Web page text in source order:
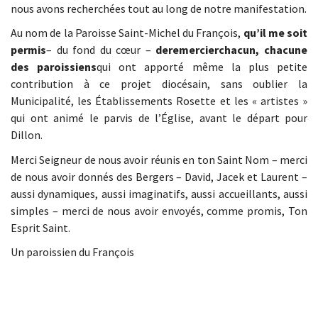
nous avons recherchées tout au long de notre manifestation.
Au nom de la Paroisse Saint-Michel du François, qu’il me soit
permis– du fond du cœur – deremercierchacun, chacune
des paroissiensqui ont apporté même la plus petite
contribution à ce projet diocésain, sans oublier la
Municipalité, les Établissements Rosette et les « artistes »
qui ont animé le parvis de l’Église, avant le départ pour
Dillon.
Merci Seigneur de nous avoir réunis en ton Saint Nom – merci
de nous avoir donnés des Bergers – David, Jacek et Laurent –
aussi dynamiques, aussi imaginatifs, aussi accueillants, aussi
simples – merci de nous avoir envoyés, comme promis, Ton
Esprit Saint.
Un paroissien du François